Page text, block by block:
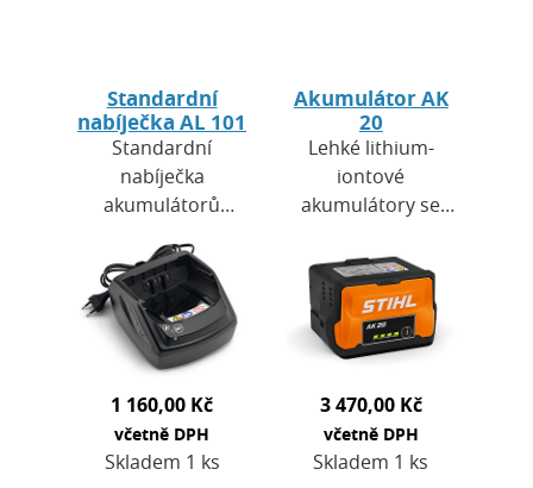
Standardní
nabíječka AL 101
Standardní
nabíječka
akumulátorů
kompatibilní se
všemi
akumulátory
systému STIHL AK
a systému STIHL
AP. …
1 160,00 Kč
včetně DPH
Skladem 1 ks
Akumulátor AK
20
Lehké lithium-
iontové
akumulátory se
napětím 36 V jsou
nejen mimořádně
všestranné, ale
také odolné,
3 470,00 Kč
včetně DPH
Skladem 1 ks